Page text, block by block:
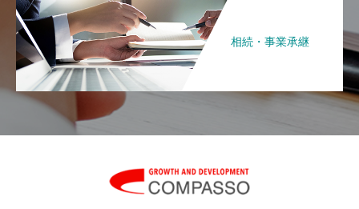
相続・事業承継